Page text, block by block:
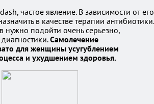
частое явление. В зависимости от его
в качестве терапии антибиотики.
нужно подойти очень серьезно,
Самолечение
для женщины усугублением
и ухудшением здоровья.